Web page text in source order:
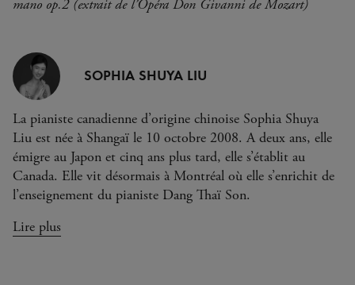
mano op.2 (extrait de l’Opéra Don Givanni de Mozart)
SOPHIA SHUYA LIU
La pianiste canadienne d’origine chinoise Sophia Shuya
Liu est née à Shangaï le 10 octobre 2008. A deux ans, elle
émigre au Japon et cinq ans plus tard, elle s’établit au
Canada. Elle vit désormais à Montréal où elle s’enrichit de
l’enseignement du pianiste Dang Thaï Son.
Lire plus